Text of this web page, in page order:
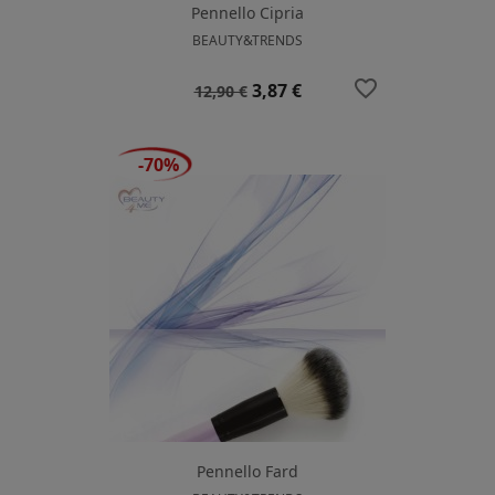
Pennello Cipria
BEAUTY&TRENDS
Prezzo
12,90 € Prezzo
3,87 € favorite_border
Pennello Fard
-70%